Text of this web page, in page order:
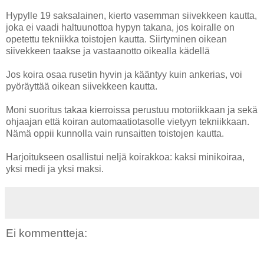
Hypylle 19 saksalainen, kierto vasemman siivekkeen kautta,
joka ei vaadi haltuunottoa hypyn takana, jos koiralle on
opetettu tekniikka toistojen kautta. Siirtyminen oikean
siivekkeen taakse ja vastaanotto oikealla kädellä
Jos koira osaa rusetin hyvin ja kääntyy kuin ankerias, voi
pyöräyttää oikean siivekkeen kautta.
Moni suoritus takaa kierroissa perustuu motoriikkaan ja sekä
ohjaajan että koiran automaatiotasolle vietyyn tekniikkaan.
Nämä oppii kunnolla vain runsaitten toistojen kautta.
Harjoitukseen osallistui neljä koirakkoa: kaksi minikoiraa,
yksi medi ja yksi maksi.
Ei kommentteja: